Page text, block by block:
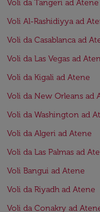
Voli da Tangeri ad Atene
Voli Al-Rashidiyya ad
Voli da Casablanca ad
Voli da Las Vegas ad
Voli da Kigali ad Atene
Voli da New Orleans ad
Voli da Washington ad
Voli da Algeri ad Atene
Voli da Las Palmas ad
Voli Bangui ad Atene
Voli da Riyadh ad Atene
Voli da Conakry ad